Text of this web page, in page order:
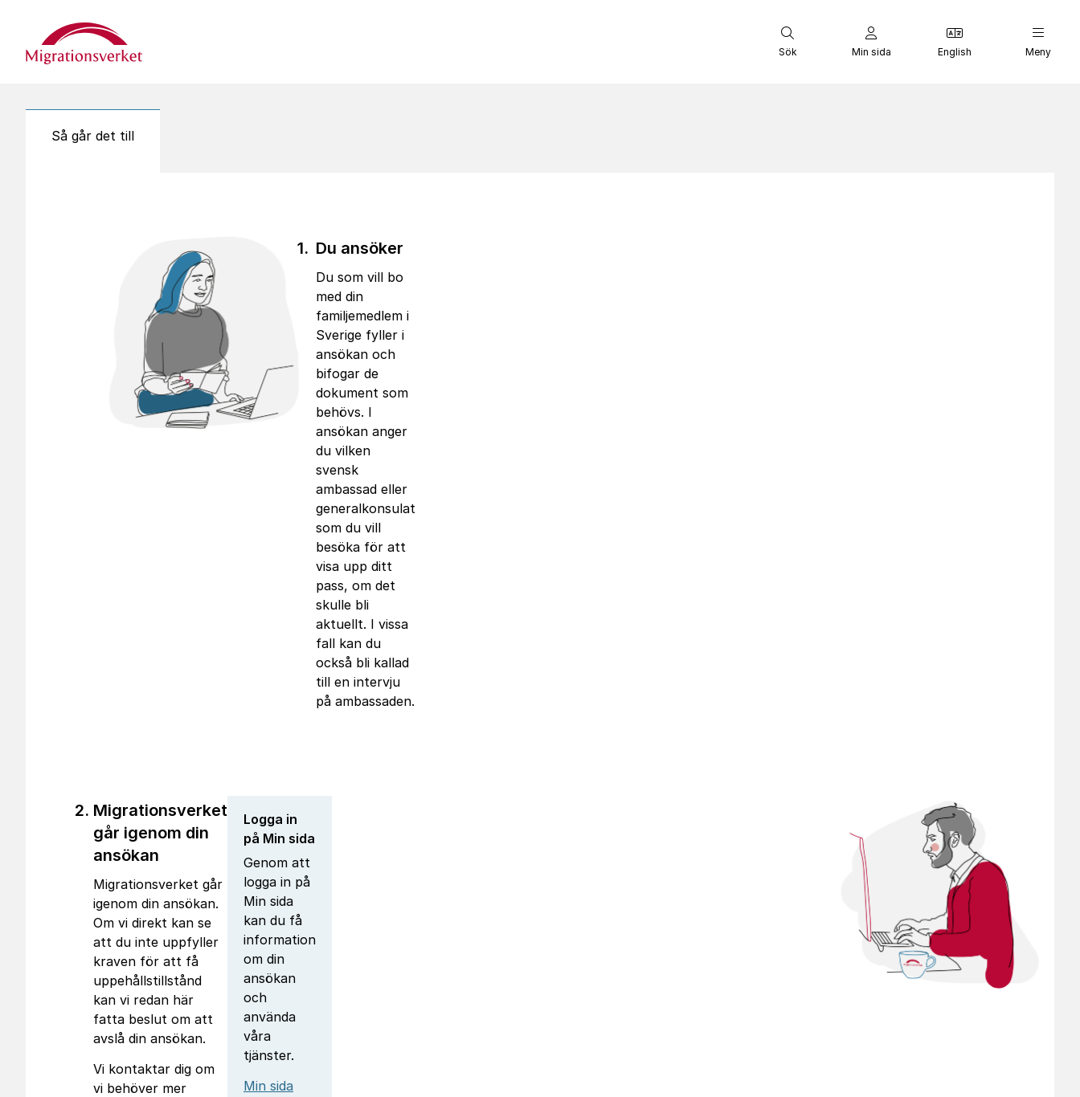
Start
Sök Min sida English Meny
Så går det till
Du ansöker
Du som vill bo
med din
familjemedlem i
Sverige fyller i
ansökan och
bifogar de
dokument som
behövs. I
ansökan anger
du vilken
svensk
ambassad eller
generalkonsulat
som du vill
besöka för att
visa upp ditt
pass, om det
skulle bli
aktuellt. I vissa
fall kan du
också bli kallad
till en intervju
på ambassaden.
Migrationsverket
går igenom din
ansökan
Migrationsverket går
igenom din ansökan.
Om vi direkt kan se
att du inte uppfyller
kraven för att få
uppehållstillstånd
kan vi redan här
fatta beslut om att
avslå din ansökan.
Vi kontaktar dig om
vi behöver mer
Logga in
på Min sida
Genom att
logga in på
Min sida
kan du få
information
om din
ansökan
och
använda
våra
tjänster.
Min sida